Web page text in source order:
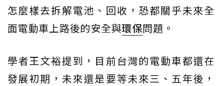
怎麼樣去拆解電池、回收，恐都關乎未來全
面電動車上路後的安全與環保問題。
學者王文裕提到，目前台灣的電動車都還在
發展初期，未來還是要等未來三、五年後，